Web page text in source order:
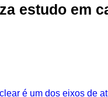
estudo em